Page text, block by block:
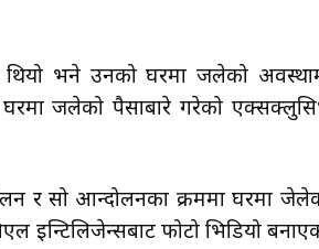
थियो भने उनको घरमा जलेको
घरमा जलेको पैसाबारे गरेको
र सो आन्दोलनका क्रममा घरमा
फोटो भिडियो